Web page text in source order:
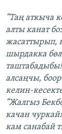
“Таң аткыча
алты канат
жасаттырып,
шырдакка
алсаңчы,
келин-
“Жалгыз
качан
кам санабай